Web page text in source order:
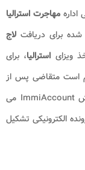
ادارهمهاجرت استرالیا
شده برای دریافت لاج
ویزای استرالیا، برای
است متقاضی پس از
ایجاد حساب کاربری و تکمیل فرم ‌هایی که در بخش ImmiAccount می
الکترونیکی تشکیل